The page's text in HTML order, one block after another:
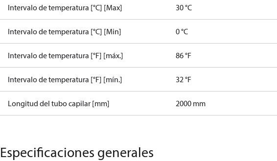
Intervalo de temperatura [°C] [Max] 30 °C
Intervalo de temperatura [°C] [Min] 0 °C
Intervalo de temperatura [°F] [máx.] 86 °F
Intervalo de temperatura [°F] [mín.] 32 °F
Longitud del tubo capilar [mm] 2000 mm
Especificaciones generales